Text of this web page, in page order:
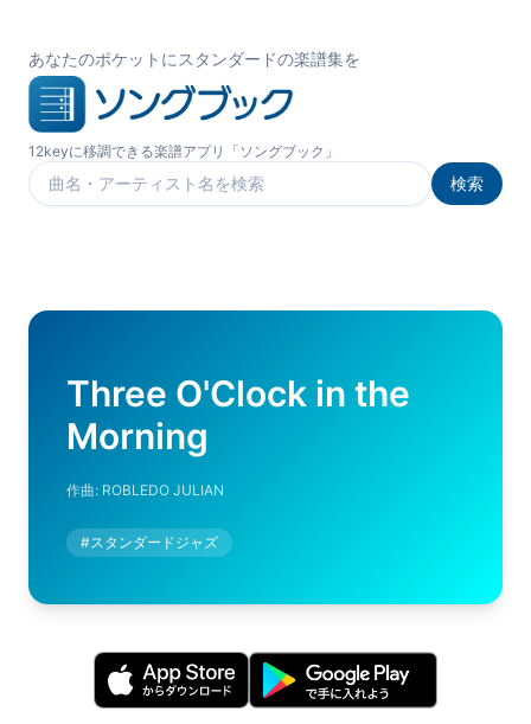
あなたのポケットにスタンダードの楽譜集を
12keyに移調できる楽譜アプリ「ソングブック」
楽曲を検索
検索
Three O'Clock in the
Morning
作曲: ROBLEDO JULIAN
#スタンダードジャズ